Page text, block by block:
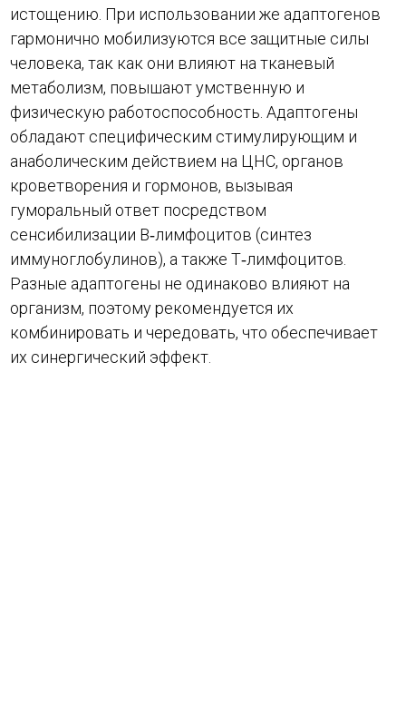
истощению. При использовании же адаптогенов
гармонично мобилизуются все защитные силы
человека, так как они влияют на тканевый
метаболизм, повышают умственную и
физическую работоспособность. Адаптогены
обладают специфическим стимулирующим и
анаболическим действием на ЦНС, органов
кроветворения и гормонов, вызывая
гуморальный ответ посредством
сенсибилизации В‑лимфоцитов (синтез
иммуноглобулинов), а также Т‑лимфоцитов.
Разные адаптогены не одинаково влияют на
организм, поэтому рекомендуется их
комбинировать и чередовать, что обеспечивает
их синергический эффект.